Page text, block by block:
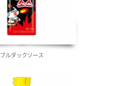
ブルダックソース